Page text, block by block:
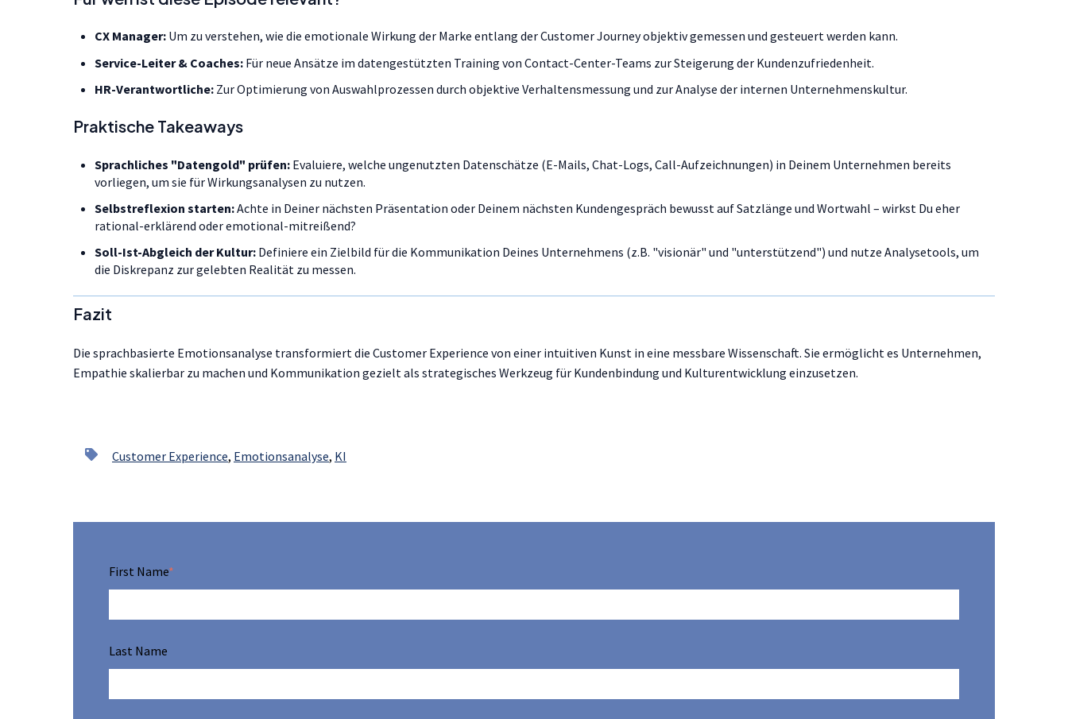
CX Manager: Um zu verstehen, wie die emotionale Wirkung der Marke entlang der Customer Journey objektiv gemessen und gesteuert werden kann.
Service-Leiter & Coaches: Für neue Ansätze im datengestützten Training von Contact-Center-Teams zur Steigerung der Kundenzufriedenheit.
HR-Verantwortliche: Zur Optimierung von Auswahlprozessen durch objektive Verhaltensmessung und zur Analyse der internen Unternehmenskultur.
Praktische Takeaways
Sprachliches "Datengold" prüfen: Evaluiere, welche ungenutzten Datenschätze (E-Mails, Chat-Logs, Call-Aufzeichnungen) in Deinem Unternehmen bereits
vorliegen, um sie für Wirkungsanalysen zu nutzen.
Selbstreflexion starten:Achte in Deiner nächsten Präsentation oder Deinem nächsten Kundengespräch bewusst auf Satzlänge und Wortwahl – wirkst Du eher
rational-erklärend oder emotional-mitreißend?
Soll-Ist-Abgleich der Kultur: Definiere ein Zielbild für die Kommunikation Deines Unternehmens (z.B. "visionär" und "unterstützend") und nutze Analysetools, um
die Diskrepanz zur gelebten Realität zu messen.
Fazit
Die sprachbasierte Emotionsanalyse transformiert die Customer Experience von einer intuitiven Kunst in eine messbare Wissenschaft. Sie ermöglicht es Unternehmen,
Empathie skalierbar zu machen und Kommunikation gezielt als strategisches Werkzeug für Kundenbindung und Kulturentwicklung einzusetzen.
Customer Experience, Emotionsanalyse, KI
First Name*
Last Name